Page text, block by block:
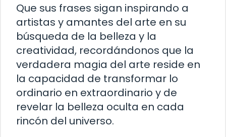
Que sus frases sigan inspirando a
artistas y amantes del arte en su
búsqueda de la belleza y la
creatividad, recordándonos que la
verdadera magia del arte reside en
la capacidad de transformar lo
ordinario en extraordinario y de
revelar la belleza oculta en cada
rincón del universo.